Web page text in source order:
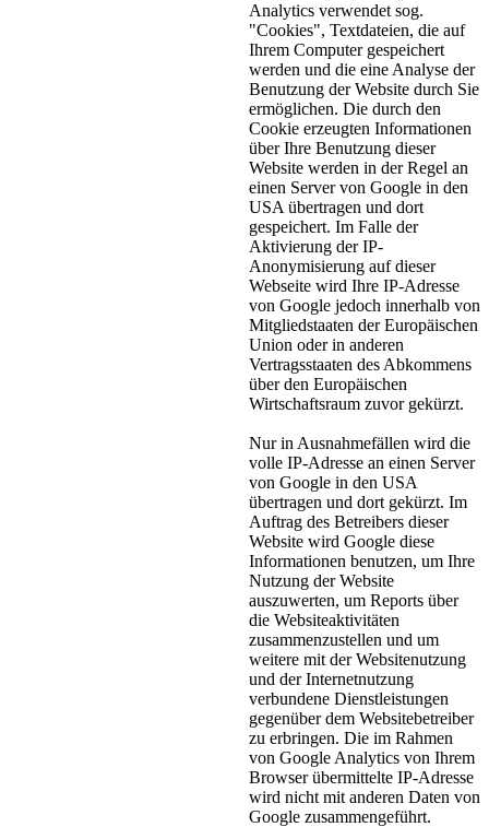
Analytics verwendet sog.
"Cookies", Textdateien, die auf
Ihrem Computer gespeichert
werden und die eine Analyse der
Benutzung der Website durch Sie
ermöglichen. Die durch den
Cookie erzeugten Informationen
über Ihre Benutzung dieser
Website werden in der Regel an
einen Server von Google in den
USA übertragen und dort
gespeichert. Im Falle der
Aktivierung der IP-
Anonymisierung auf dieser
Webseite wird Ihre IP-Adresse
von Google jedoch innerhalb von
Mitgliedstaaten der Europäischen
Union oder in anderen
Vertragsstaaten des Abkommens
über den Europäischen
Wirtschaftsraum zuvor gekürzt.
Nur in Ausnahmefällen wird die
volle IP-Adresse an einen Server
von Google in den USA
übertragen und dort gekürzt. Im
Auftrag des Betreibers dieser
Website wird Google diese
Informationen benutzen, um Ihre
Nutzung der Website
auszuwerten, um Reports über
die Websiteaktivitäten
zusammenzustellen und um
weitere mit der Websitenutzung
und der Internetnutzung
verbundene Dienstleistungen
gegenüber dem Websitebetreiber
zu erbringen. Die im Rahmen
von Google Analytics von Ihrem
Browser übermittelte IP-Adresse
wird nicht mit anderen Daten von
Google zusammengeführt.